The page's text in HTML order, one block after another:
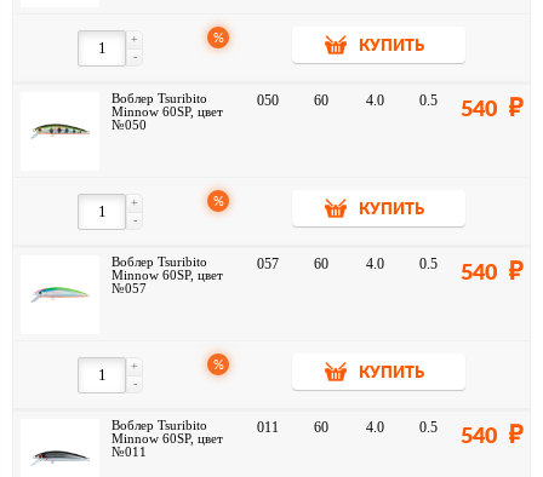
-
+ %
КУПИТЬ
Воблер Tsuribito
Minnow 60SP, цвет
№050
050 60 4.0 0.5 540
-
+ %
КУПИТЬ
Воблер Tsuribito
Minnow 60SP, цвет
№057
057 60 4.0 0.5 540
-
+ %
КУПИТЬ
Воблер Tsuribito
Minnow 60SP, цвет
№011
011 60 4.0 0.5 540